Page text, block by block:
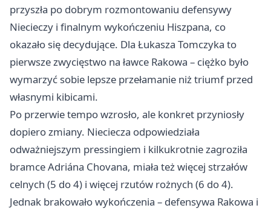
przyszła po dobrym rozmontowaniu defensywy
Niecieczy i finalnym wykończeniu Hiszpana, co
okazało się decydujące. Dla Łukasza Tomczyka to
pierwsze zwycięstwo na ławce Rakowa – ciężko było
wymarzyć sobie lepsze przełamanie niż triumf przed
własnymi kibicami.
Po przerwie tempo wzrosło, ale konkret przyniosły
dopiero zmiany. Nieciecza odpowiedziała
odważniejszym pressingiem i kilkukrotnie zagroziła
bramce Adriána Chovana, miała też więcej strzałów
celnych (5 do 4) i więcej rzutów rożnych (6 do 4).
Jednak brakowało wykończenia – defensywa Rakowa i